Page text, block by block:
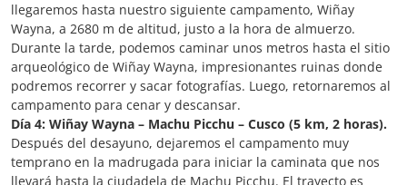
llegaremos hasta nuestro siguiente campamento, Wiñay
Wayna, a 2680 m de altitud, justo a la hora de almuerzo.
Durante la tarde, podemos caminar unos metros hasta el sitio
arqueológico de Wiñay Wayna, impresionantes ruinas donde
podremos recorrer y sacar fotografías. Luego, retornaremos al
campamento para cenar y descansar.
Día 4: Wiñay Wayna – Machu Picchu – Cusco (5 km, 2 horas).
Después del desayuno, dejaremos el campamento muy
temprano en la madrugada para iniciar la caminata que nos
llevará hasta la ciudadela de Machu Picchu. El trayecto es